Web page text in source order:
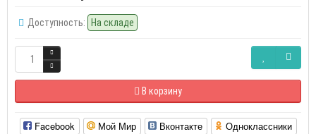
Доступность: На складе
В корзину
Facebook Мой Мир Вконтакте Одноклассники